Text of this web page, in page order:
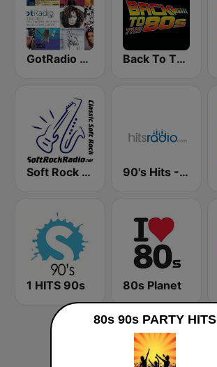
GotRadio - 90's Back To The 80's Radio
Soft Rock Radio 90's Hits - Hits Radio
1 HITS 90s 80s Planet
80s 90s PARTY HITS